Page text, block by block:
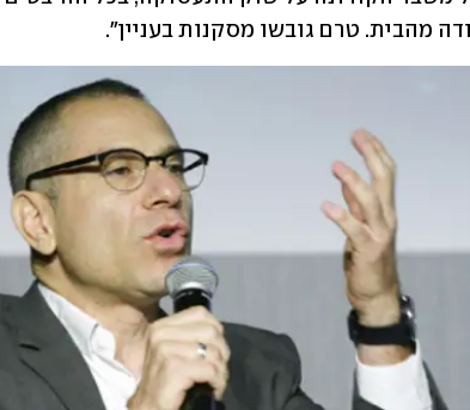
מהבית. טרם גובשו מסקנות בעניין".